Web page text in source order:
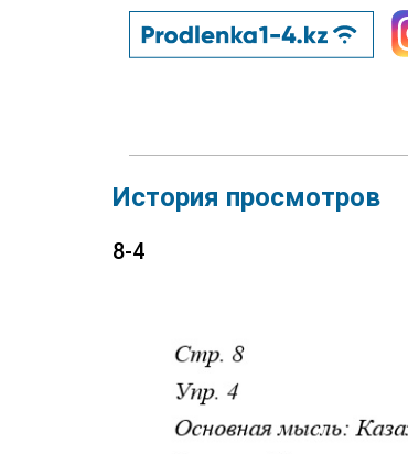
История просмотров
8-4